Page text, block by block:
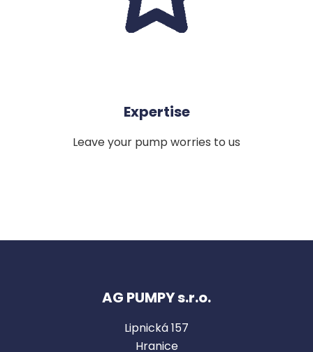
Expertise
Leave your pump worries to us
AG PUMPY s.r.o.
Lipnická 157
Hranice